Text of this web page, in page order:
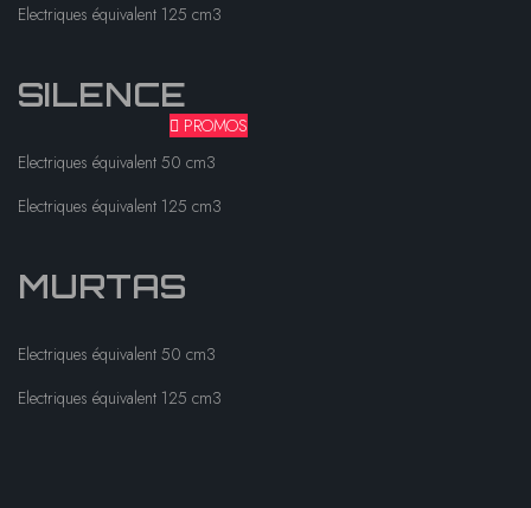
Electriques équivalent 125 cm3
SILENCE
Electriques équivalent 50 cm3
Electriques équivalent 125 cm3
MURTAS
Electriques équivalent 50 cm3
Electriques équivalent 125 cm3
PROMOS